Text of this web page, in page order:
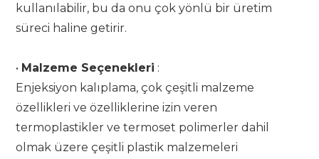
kullanılabilir, bu da onu çok yönlü bir üretim
süreci haline getirir.
• Malzeme Seçenekleri :
Enjeksiyon kalıplama, çok çeşitli malzeme
özellikleri ve özelliklerine izin veren
termoplastikler ve termoset polimerler dahil
olmak üzere çeşitli plastik malzemeleri